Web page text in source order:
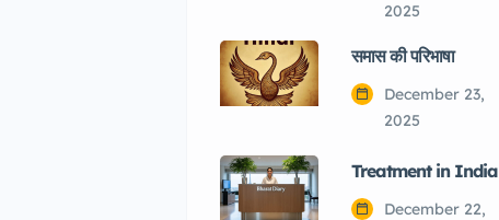
2025
समास की परिभाषा
December 23,
2025
Treatment in India
December 22,